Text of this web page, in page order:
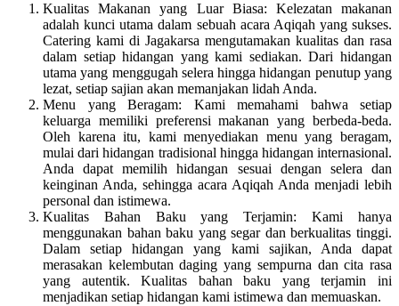
Kualitas Makanan yang Luar Biasa: Kelezatan makanan
adalah kunci utama dalam sebuah acara Aqiqah yang sukses.
Catering kami di Jagakarsa mengutamakan kualitas dan rasa
dalam setiap hidangan yang kami sediakan. Dari hidangan
utama yang menggugah selera hingga hidangan penutup yang
lezat, setiap sajian akan memanjakan lidah Anda.
Menu yang Beragam: Kami memahami bahwa setiap
keluarga memiliki preferensi makanan yang berbeda-beda.
Oleh karena itu, kami menyediakan menu yang beragam,
mulai dari hidangan tradisional hingga hidangan internasional.
Anda dapat memilih hidangan sesuai dengan selera dan
keinginan Anda, sehingga acara Aqiqah Anda menjadi lebih
personal dan istimewa.
Kualitas Bahan Baku yang Terjamin: Kami hanya
menggunakan bahan baku yang segar dan berkualitas tinggi.
Dalam setiap hidangan yang kami sajikan, Anda dapat
merasakan kelembutan daging yang sempurna dan cita rasa
yang autentik. Kualitas bahan baku yang terjamin ini
menjadikan setiap hidangan kami istimewa dan memuaskan.